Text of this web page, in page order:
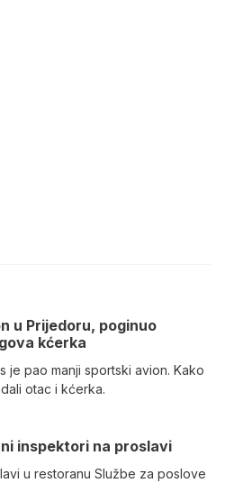
u Prijedoru, poginuo
kćerka
je pao manji sportski avion. Kako
otac i kćerka.
inspektori na proslavi
u restoranu Službe za poslove